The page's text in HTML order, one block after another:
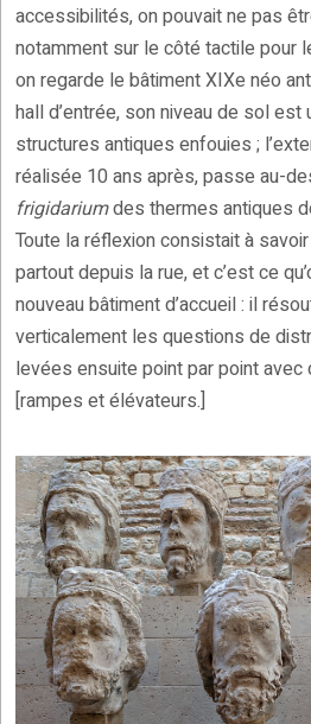
accessibilités, on pouvait ne pas
notamment sur le côté tactile pour
on regarde le bâtiment XIXe néo
hall d’entrée, son niveau de sol
structures antiques enfouies ;
réalisée 10 ans après, passe au-
frigidariumdes thermes antiques
Toute la réflexion consistait à
partout depuis la rue, et c’est ce
nouveau bâtiment d’accueil : il
verticalement les questions de
levées ensuite point par point avec
[rampes et élévateurs.]